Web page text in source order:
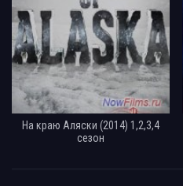
На краю Аляски (2014) 1,2,3,4
сезон